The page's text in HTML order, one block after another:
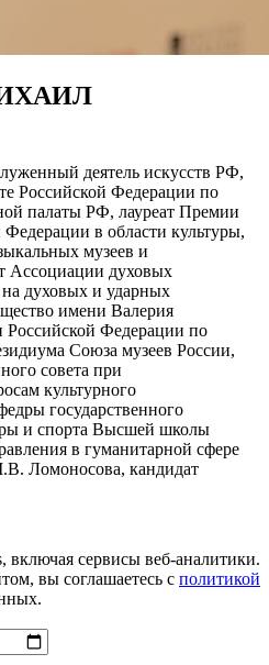
деятель искусств РФ,
Российской Федерации по
палаты РФ, лауреат Премии
в области культуры,
музеев и
Ассоциации духовых
духовых и ударных
имени Валерия
Федерации по
Союза музеев России,
совета при
культурного
государственного
и спорта Высшей школы
в гуманитарной сфере
Ломоносова, кандидат
включая сервисы веб-аналитики.
вы соглашаетесь с политикой